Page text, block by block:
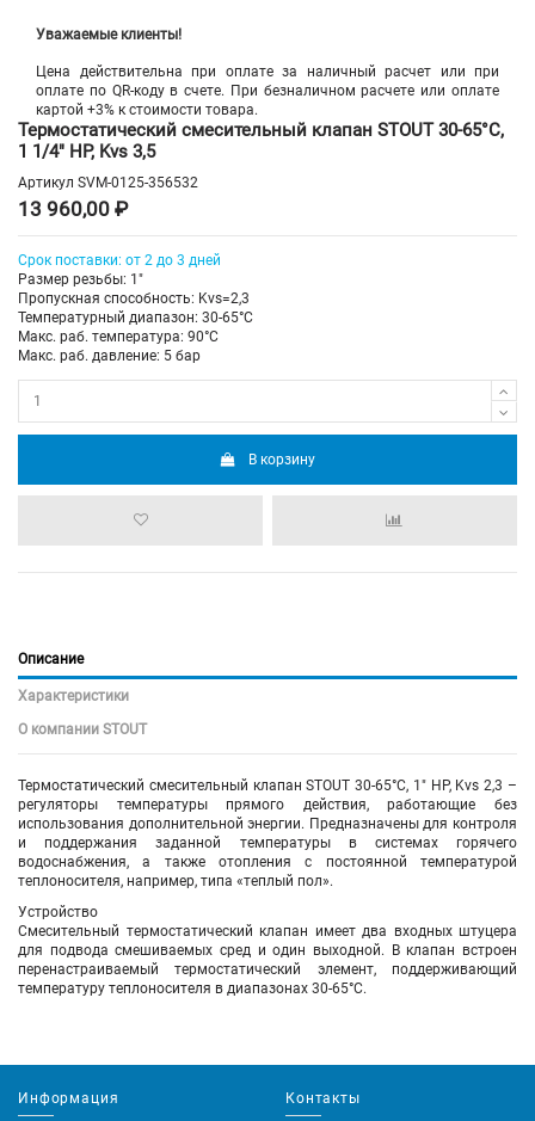
Уважаемые клиенты!
Цена действительна при оплате за наличный расчет или при
оплате по QR-коду в счете. При безналичном расчете или оплате
картой +3% к стоимости товара.
Термостатический смесительный клапан STOUT 30-65°C,
1 1/4" НР, Kvs 3,5
Артикул SVM-0125-356532
13 960,00 ₽
Срок поставки: от 2 до 3 дней
Размер резьбы: 1"
Пропускная способность: Kvs=2,3
Температурный диапазон: 30-65°С
Макс. раб. температура: 90°C
Макс. раб. давление: 5 бар
В корзину
Описание
Характеристики
О компании STOUT
Термостатический смесительный клапан STOUT 30-65°C, 1" НР, Kvs 2,3 –
регуляторы температуры прямого действия, работающие без
использования дополнительной энергии. Предназначены для контроля
и поддержания заданной температуры в системах горячего
водоснабжения, а также отопления с постоянной температурой
теплоносителя, например, типа «теплый пол».
Устройство
Смесительный термостатический клапан имеет два входных штуцера
для подвода смешиваемых сред и один выходной. В клапан встроен
перенастраиваемый термостатический элемент, поддерживающий
температуру теплоносителя в диапазонах 30-65°С.
Информация Контакты